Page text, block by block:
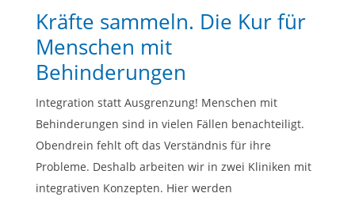
Kräfte sammeln. Die Kur für
Menschen mit
Behinderungen
Integration statt Ausgrenzung! Menschen mit
Behinderungen sind in vielen Fällen benachteiligt.
Obendrein fehlt oft das Verständnis für ihre
Probleme. Deshalb arbeiten wir in zwei Kliniken mit
integrativen Konzepten. Hier werden